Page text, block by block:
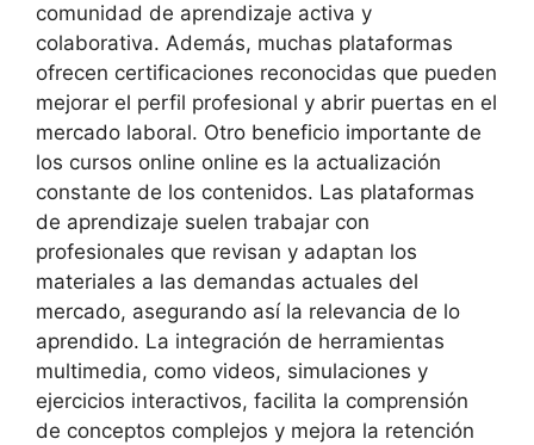
comunidad de aprendizaje activa y
colaborativa. Además, muchas plataformas
ofrecen certificaciones reconocidas que pueden
mejorar el perfil profesional y abrir puertas en el
mercado laboral. Otro beneficio importante de
los cursos online online es la actualización
constante de los contenidos. Las plataformas
de aprendizaje suelen trabajar con
profesionales que revisan y adaptan los
materiales a las demandas actuales del
mercado, asegurando así la relevancia de lo
aprendido. La integración de herramientas
multimedia, como videos, simulaciones y
ejercicios interactivos, facilita la comprensión
de conceptos complejos y mejora la retención